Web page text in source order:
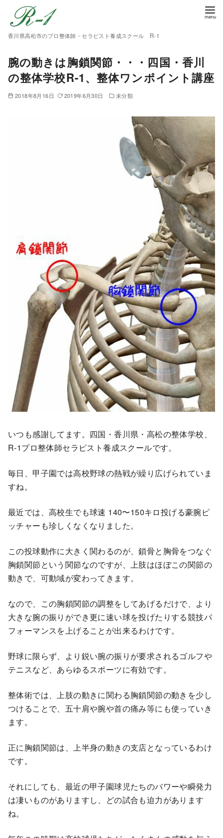
香川県高松市のプロ整体師・セラピスト養成スクール R-1
腕の動きは胸鎖関節・・・四国・香川
の整体学校R-1、整体ワンポイント講座
2018年8月16日 2019年6月30日 未分類
いつも感謝してます。四国・香川県・高松の整体学校、
R-1プロ整体師セラピスト養成スクールです。
毎日、甲子園では高校野球の熱戦が繰り広げられていま
すね。
最近では、高校生でも球速 140〜150キロ投げる豪腕ピ
ッチャーも珍しくなくなりました。
この投球動作に大きく関わるのが、鎖骨と胸骨をつなぐ
胸鎖関節という関節なのですが、上肢はほぼこの関節の
動きで、可動域が変わってきます。
なので、この胸鎖関節の調整をしてあげるだけで、より
大きな腕の振りができ更に速い球を投げたりする競技パ
フォーマンスを上げることが出来るわけです。
野球に限らず、より鋭い腕の振りが要求されるゴルフや
テニスなど、あらゆるスポーツに有効です。
整体術では、上肢の動きに関わる胸鎖関節の動きを少し
つけることで、五十肩や腕や首の痛み等にも使っていき
ます。
正に胸鎖関節は、上半身の動きの支店となっているわけ
です。
それにしても、最近の甲子園球児たちのバワーや瞬発力
は凄いものがありますし、どの試合も迫力があります
ね。